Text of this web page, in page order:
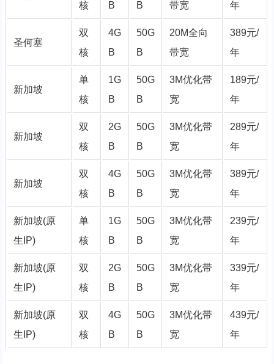
核
B B 带宽 年
圣何塞
双
核
4G
B
50G
B
20M全向
带宽
389元/
年
新加坡
单
核
1G
B
50G
B
3M优化带
宽
189元/
年
新加坡
双
核
2G
B
50G
B
3M优化带
宽
289元/
年
新加坡
双
核
4G
B
50G
B
3M优化带
宽
389元/
年
新加坡(原
生IP)
单
核
1G
B
50G
B
3M优化带
宽
239元/
年
新加坡(原
生IP)
双
核
2G
B
50G
B
3M优化带
宽
339元/
年
新加坡(原
生IP)
双
核
4G
B
50G
B
3M优化带
宽
439元/
年